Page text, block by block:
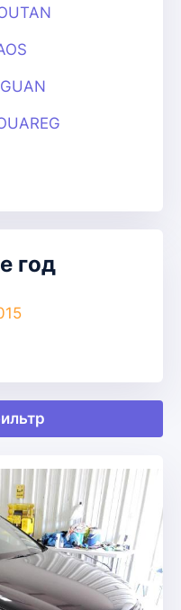
год